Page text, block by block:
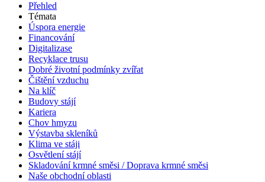
Přehled
Témata
Úspora energie
Financování
Digitalizase
Recyklace trusu
Dobré životní podmínky zvířat
Čištění vzduchu
Na klíč
Budovy stájí
Kariera
Chov hmyzu
Výstavba skleníků
Klima ve stáji
Osvětlení stájí
Skladování krmné směsi / Doprava krmné směsi
Naše obchodní oblasti